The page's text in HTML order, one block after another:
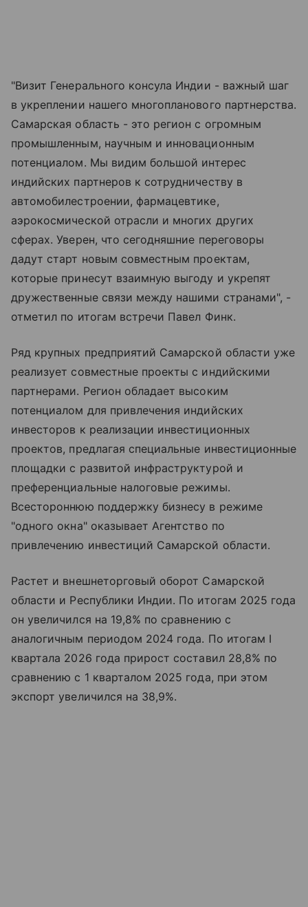
"Визит Генерального консула Индии - важный шаг
в укреплении нашего многопланового партнерства.
Самарская область - это регион с огромным
промышленным, научным и инновационным
потенциалом. Мы видим большой интерес
индийских партнеров к сотрудничеству в
автомобилестроении, фармацевтике,
аэрокосмической отрасли и многих других
сферах. Уверен, что сегодняшние переговоры
дадут старт новым совместным проектам,
которые принесут взаимную выгоду и укрепят
дружественные связи между нашими странами", -
отметил по итогам встречи Павел Финк.
Ряд крупных предприятий Самарской области уже
реализует совместные проекты с индийскими
партнерами. Регион обладает высоким
потенциалом для привлечения индийских
инвесторов к реализации инвестиционных
проектов, предлагая специальные инвестиционные
площадки с развитой инфраструктурой и
преференциальные налоговые режимы.
Всестороннюю поддержку бизнесу в режиме
"одного окна" оказывает Агентство по
привлечению инвестиций Самарской области.
Растет и внешнеторговый оборот Самарской
области и Республики Индии. По итогам 2025 года
он увеличился на 19,8% по сравнению с
аналогичным периодом 2024 года. По итогам I
квартала 2026 года прирост составил 28,8% по
сравнению с 1 кварталом 2025 года, при этом
экспорт увеличился на 38,9%.